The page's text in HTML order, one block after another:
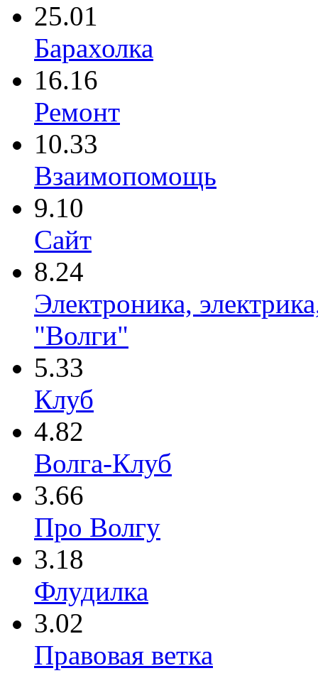
25.01
Барахолка
16.16
Ремонт
10.33
Взаимопомощь
9.10
Сайт
8.24
Электроника,
"Волги"
5.33
Клуб
4.82
Волга-Клуб
3.66
Про Волгу
3.18
Флудилка
3.02
Правовая ветка